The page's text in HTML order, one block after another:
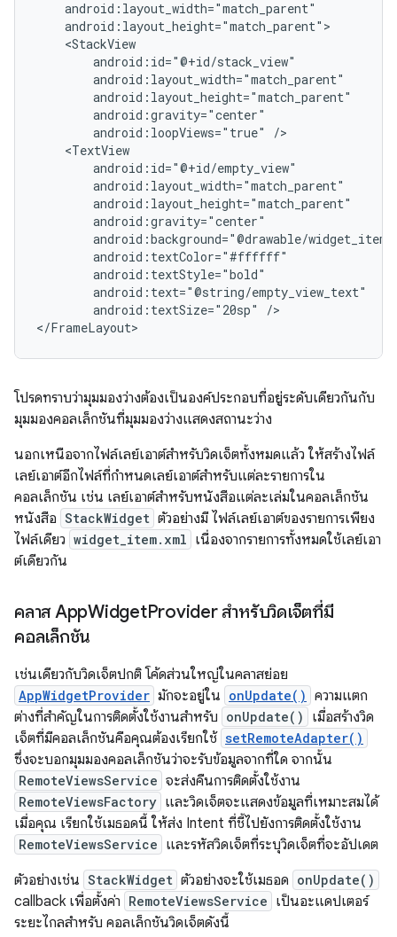
android:loopViews="true"
android:textSize="20sp"
/>
โปรดทราบว่ามุมมองว่างต้องเป็นองค์ประกอบที่อยู่ระดับเดียวกันกับ
มุมมองคอลเล็กชันที่มุมมองว่างแสดงสถานะว่าง
นอกเหนือจากไฟล์เลย์เอาต์สำหรับวิดเจ็ตทั้งหมดแล้ว ให้สร้างไฟล์
เลย์เอาต์อีกไฟล์ที่กำหนดเลย์เอาต์สำหรับแต่ละรายการใน
คอลเล็กชัน เช่น เลย์เอาต์สำหรับหนังสือแต่ละเล่มในคอลเล็กชัน
หนังสือ StackWidget ตัวอย่างมี ไฟล์เลย์เอาต์ของรายการเพียง
ไฟล์เดียว widget_item.xml เนื่องจากรายการทั้งหมดใช้เลย์เอา
ต์เดียวกัน
คลาส AppWidgetProvider สำหรับวิดเจ็ตที่มี
คอลเล็กชัน
เช่นเดียวกับวิดเจ็ตปกติ โค้ดส่วนใหญ่ในคลาสย่อย
AppWidgetProvider มักจะอยู่ใน onUpdate() ความแตก
ต่างที่สำคัญในการติดตั้งใช้งานสำหรับ onUpdate()
เมื่อสร้างวิด
เจ็ตที่มีคอลเล็กชันคือคุณต้องเรียกใช้ setRemoteAdapter()
ซึ่งจะบอกมุมมองคอลเล็กชันว่าจะรับข้อมูลจากที่ใด จากนั้น
RemoteViewsService จะส่งคืนการติดตั้งใช้งาน
RemoteViewsFactory และวิดเจ็ตจะแสดงข้อมูลที่เหมาะสมได้
เมื่อคุณ เรียกใช้เมธอดนี้ ให้ส่ง Intent ที่ชี้ไปยังการติดตั้งใช้งาน
RemoteViewsService และรหัสวิดเจ็ตที่ระบุวิดเจ็ตที่จะอัปเดต
ตัวอย่างเช่น StackWidget ตัวอย่างจะใช้เมธอด onUpdate()
callback เพื่อตั้งค่า RemoteViewsService เป็นอะแดปเตอร์
ระยะไกลสำหรับ คอลเล็กชันวิดเจ็ตดังนี้